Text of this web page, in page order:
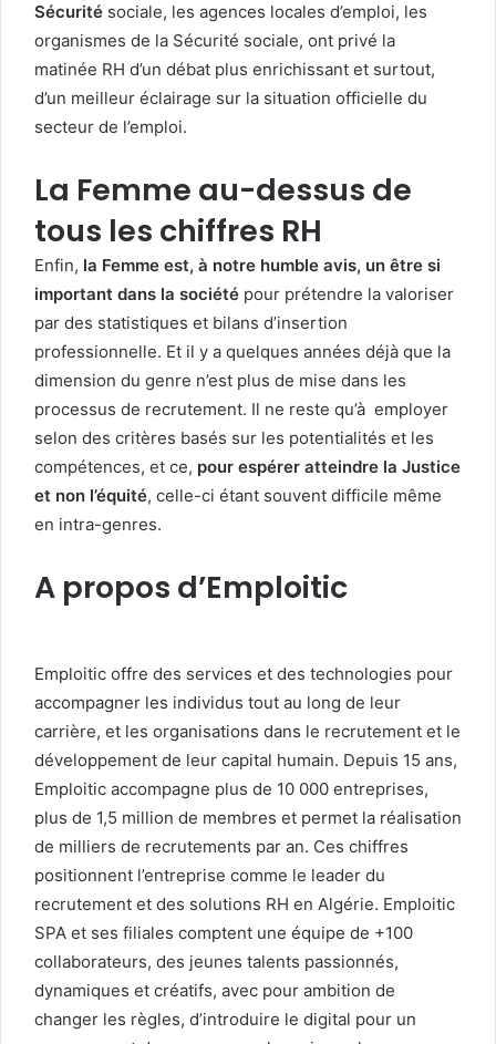
Sécurité sociale, les agences locales d’emploi, les
organismes de la Sécurité sociale, ont privé la
matinée RH d’un débat plus enrichissant et surtout,
d’un meilleur éclairage sur la situation officielle du
secteur de l’emploi.
La Femme au-dessus de
tous les chiffres RH
Enfin, la Femme est, à notre humble avis, un être si
important dans la société pour prétendre la valoriser
par des statistiques et bilans d’insertion
professionnelle. Et il y a quelques années déjà que la
dimension du genre n’est plus de mise dans les
processus de recrutement. Il ne reste qu’à employer
selon des critères basés sur les potentialités et les
compétences, et ce, pour espérer atteindre la Justice
et non l’équité, celle-ci étant souvent difficile même
en intra-genres.
A propos d’Emploitic
Emploitic offre des services et des technologies pour
accompagner les individus tout au long de leur
carrière, et les organisations dans le recrutement et le
développement de leur capital humain. Depuis 15 ans,
Emploitic accompagne plus de 10 000 entreprises,
plus de 1,5 million de membres et permet la réalisation
de milliers de recrutements par an. Ces chiffres
positionnent l’entreprise comme le leader du
recrutement et des solutions RH en Algérie. Emploitic
SPA et ses filiales comptent une équipe de +100
collaborateurs, des jeunes talents passionnés,
dynamiques et créatifs, avec pour ambition de
changer les règles, d’introduire le digital pour un